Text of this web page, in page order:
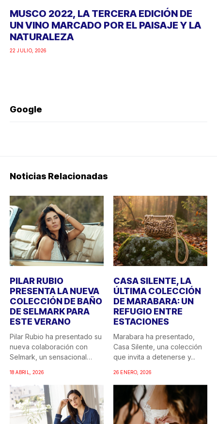
MUSCO 2022, LA TERCERA EDICIÓN DE
UN VINO MARCADO POR EL PAISAJE Y LA
NATURALEZA
22 JULIO, 2026
Google
Noticias Relacionadas
PILAR RUBIO
PRESENTA LA NUEVA
COLECCIÓN DE BAÑO
DE SELMARK PARA
ESTE VERANO
Pilar Rubio ha presentado su
nueva colaboración con
Selmark, un sensacional
18 ABRIL, 2026
CASA SILENTE, LA
ÚLTIMA COLECCIÓN
DE MARABARA: UN
REFUGIO ENTRE
ESTACIONES
Marabara ha presentado,
Casa Silente, una colección
que invita a detenerse y...
26 ENERO, 2026